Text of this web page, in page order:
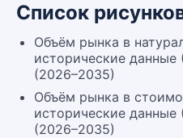
Список
Объём рынка в
исторические данные
(2026–2035)
Объём рынка в
исторические данные
(2026–2035)